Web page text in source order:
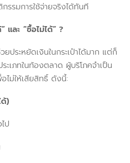
รมการใช้จ่ายจริงได้ทันที
และ “ซื้อไม่ได้” ?
ประหยัดเงินในกระเป๋าได้มาก แต่ก็
ะเภทในท้องตลาด ผู้บริโภคจำเป็น
ไม่ให้เสียสิทธิ์ ดังนี้:
)
ป